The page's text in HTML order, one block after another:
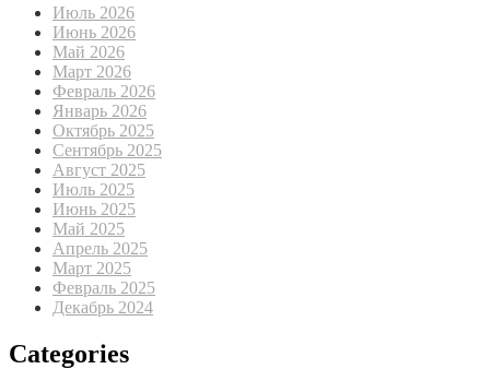
Июль 2026
Июнь 2026
Май 2026
Март 2026
Февраль 2026
Январь 2026
Октябрь 2025
Сентябрь 2025
Август 2025
Июль 2025
Июнь 2025
Май 2025
Апрель 2025
Март 2025
Февраль 2025
Декабрь 2024
Categories